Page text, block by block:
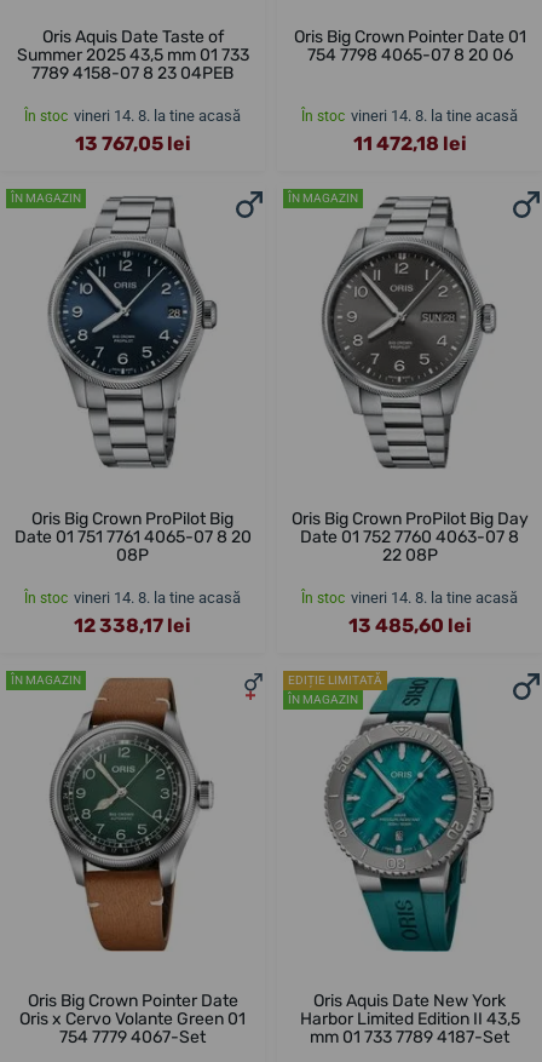
Oris Aquis Date Taste of
Summer 2025 43,5 mm 01 733
7789 4158-07 8 23 04PEB
În stoc vineri 14. 8. la tine acasă
13 767,05 lei
Oris Big Crown Pointer Date 01
754 7798 4065-07 8 20 06
În stoc vineri 14. 8. la tine acasă
11 472,18 lei
ÎN MAGAZIN
Oris Big Crown ProPilot Big
Date 01 751 7761 4065-07 8 20
08P
În stoc vineri 14. 8. la tine acasă
12 338,17 lei
ÎN MAGAZIN
Oris Big Crown ProPilot Big Day
Date 01 752 7760 4063-07 8
22 08P
În stoc vineri 14. 8. la tine acasă
13 485,60 lei
ÎN MAGAZIN
Oris Big Crown Pointer Date
Oris x Cervo Volante Green 01
754 7779 4067-Set
EDIȚIE LIMITATĂ
ÎN MAGAZIN
Oris Aquis Date New York
Harbor Limited Edition II 43,5
mm 01 733 7789 4187-Set